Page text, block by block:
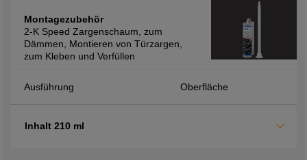
Montagezubehör
2-K Speed Zargenschaum, zum
Dämmen, Montieren von Türzargen,
zum Kleben und Verfüllen
Ausführung Oberfläche
Inhalt 210 ml